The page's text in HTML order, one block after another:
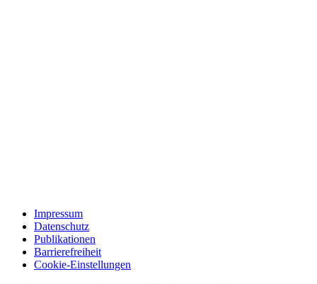
Impressum
Datenschutz
Publikationen
Barrierefreiheit
Cookie-Einstellungen